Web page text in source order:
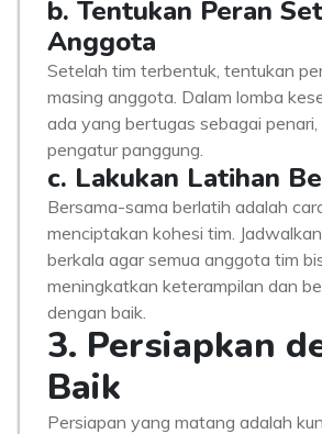
b. Tentukan Peran
Anggota
Setelah tim terbentuk, tentukan
masing anggota. Dalam lomba
ada yang bertugas sebagai
pengatur panggung.
c. Lakukan Latihan
Bersama-sama berlatih adalah
menciptakan kohesi tim.
berkala agar semua anggota tim
meningkatkan keterampilan dan
dengan baik.
3. Persiapkan
Baik
Persiapan yang matang adalah